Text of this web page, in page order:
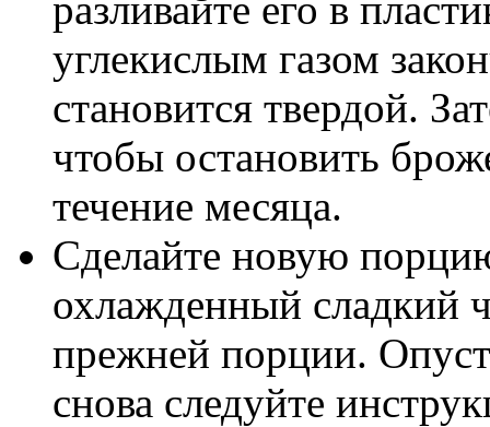
углекислым газом
становится твердой.
чтобы остановить
течение месяца.
Сделайте новую
охлажденный сладкий
прежней порции.
снова следуйте